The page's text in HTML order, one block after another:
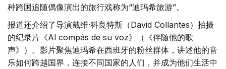
种跨国追随偶像演出的旅行戏称为“迪玛希旅游”。
报道还介绍了导演戴维·科良特斯（David Collantes）拍摄
的纪录片《Al compás de su voz》（《伴随他的歌
声》）。影片聚焦迪玛希在西班牙的粉丝群体，讲述他的音
乐如何跨越国界，连接不同国家的人们，并成为他们生活中